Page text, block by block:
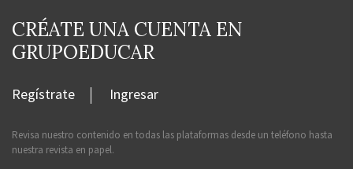
CRÉATE UNA CUENTA EN
GRUPOEDUCAR
Regístrate Ingresar
Revisa nuestro contenido en todas las plataformas desde un teléfono hasta
nuestra revista en papel.